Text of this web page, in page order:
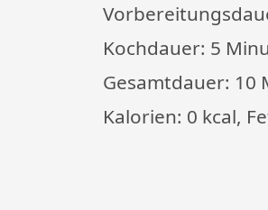
Kochdauer: 5
Gesamtdauer: 10
Kalorien: 0 kcal,